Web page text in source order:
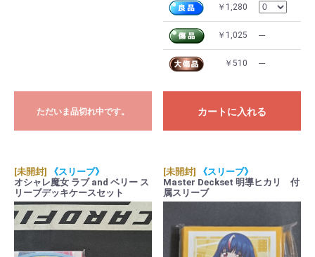
ただいま品切れ中です。
￥1,280
￥1,025 ---
￥510 ---
カートに入れる
[未開封]
《スリーブ》
オシャレ魔女 ラブ and ベリー ス
リーブデッキケースセット
[未開封]
《スリーブ》
Master Deckset 明導ヒカリ 付
属スリーブ